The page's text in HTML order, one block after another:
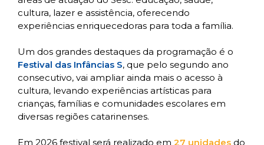
cultura, lazer e assistência, oferecendo
experiências enriquecedoras para toda a família.
Um dos grandes destaques da programação é o
Festival das Infâncias S, que pelo segundo ano
consecutivo, vai ampliar ainda mais o acesso à
cultura, levando experiências artísticas para
crianças, famílias e comunidades escolares em
diversas regiões catarinenses.
Em 2026 festival será realizado em 27 unidades do